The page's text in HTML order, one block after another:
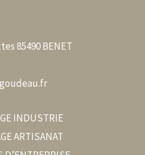
85490 BENET
INDUSTRIE
ARTISANAT